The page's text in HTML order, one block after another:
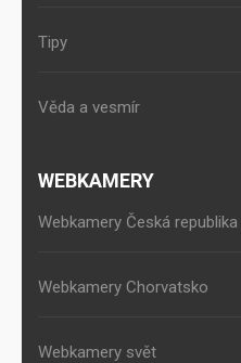
Tipy
Věda a vesmír
WEBKAMERY
Webkamery Česká republika
Webkamery Chorvatsko
Webkamery svět